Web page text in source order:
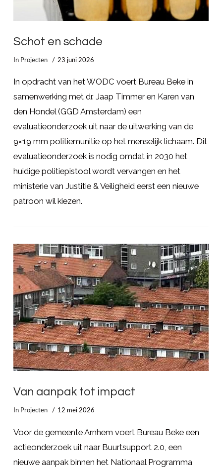
Schot en schade
In Projecten 23 juni 2026
In opdracht van het WODC voert Bureau Beke in
samenwerking met dr. Jaap Timmer en Karen van
den Hondel (GGD Amsterdam) een
evaluatieonderzoek uit naar de uitwerking van de
9×19 mm politiemunitie op het menselijk lichaam. Dit
evaluatieonderzoek is nodig omdat in 2030 het
huidige politiepistool wordt vervangen en het
ministerie van Justitie & Veiligheid eerst een nieuwe
patroon wil kiezen.
Van aanpak tot impact
In Projecten 12 mei 2026
Voor de gemeente Arnhem voert Bureau Beke een
actieonderzoek uit naar Buurtsupport 2.0, een
nieuwe aanpak binnen het Nationaal Programma